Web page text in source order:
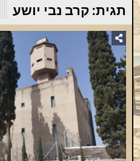
תגית:קרב נבי יושע